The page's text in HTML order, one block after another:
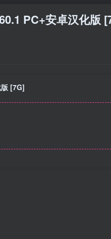
PC+安卓汉化版
[7G]